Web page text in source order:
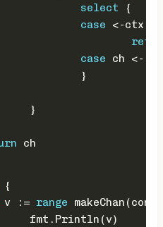
select {
case <-
case ch <- v:
			}
		}
ch
{
v := range
		fmt.Println(v)